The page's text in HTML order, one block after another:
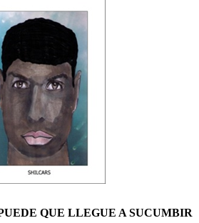
QUE LLEGUE A SUCUMBIR